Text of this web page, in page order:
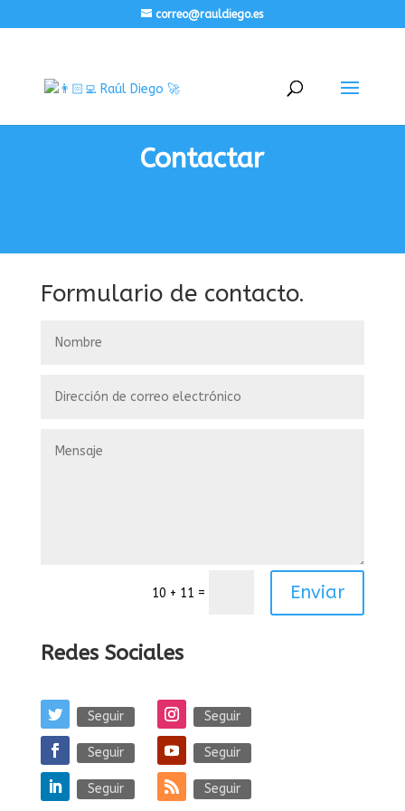
correo@rauldiego.es
Contactar
Formulario de contacto.
10 + 11 = Enviar
Redes Sociales
Seguir Seguir
Seguir Seguir
Seguir Seguir